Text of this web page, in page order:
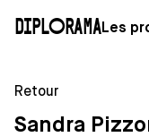
DiploramaLes
Retour
Sandra